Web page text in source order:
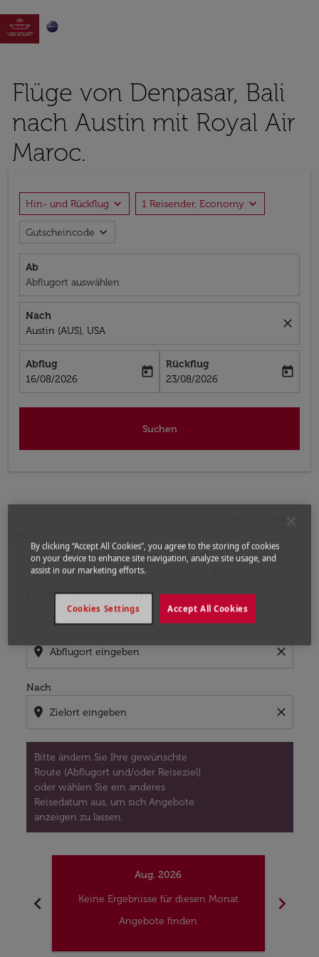

Flüge von Denpasar, Bali
nach Austin mit Royal Air
Maroc.
Hin- und Rückflug expand_more 1 Reisender, Economy expand_more
Gutscheincode expand_more
Ab
Abflugort auswählen
Nach
Austin (AUS), USA
close
Abflug
fc-booking-departure-date-aria-label
16/08/2026
today
Rückflug
fc-booking-return-date-aria-label
23/08/2026
today
Suchen
Flüge Denpasar, Bali
Die nächsten Flüge von Denpasar,
Bali nach Austin
location_on close
Nach
location_on close
Bitte ändern Sie Ihre gewünschte
Route (Abflugort und/oder Reiseziel)
oder wählen Sie ein anderes
Reisedatum aus, um sich Angebote
anzeigen zu lassen.
Bitte ändern Sie Ihre gewünschte Route (Abflugort
chevron_left
Aug. 2026
Keine Ergebnisse für diesen Monat
Angebote finden
chevron_right
By clicking “Accept All Cookies”, you agree to the storing of cookies
on your device to enhance site navigation, analyze site usage, and
assist in our marketing efforts.
Accept All Cookies
Cookies Settings